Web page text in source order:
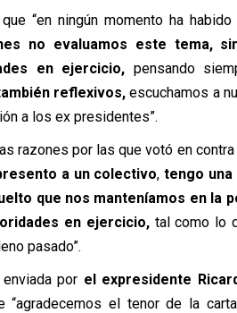
“en ningún momento ha
no evaluamos este tema,
en ejercicio, pensando
reflexivos,escuchamos a
a los ex presidentes”.
razones por las que votó en
a un colectivo,tengo
que nos manteníamos en la
en ejercicio,tal como lo
pasado”.
por el expresidente
“agradecemos el tenor de la